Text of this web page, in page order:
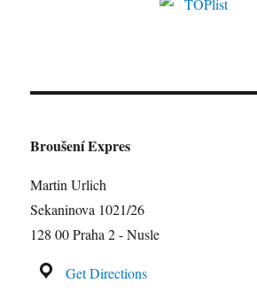
Broušení Expres
Martin Urlich
Sekaninova 1021/26
128 00 Praha 2 - Nusle
Get Directions